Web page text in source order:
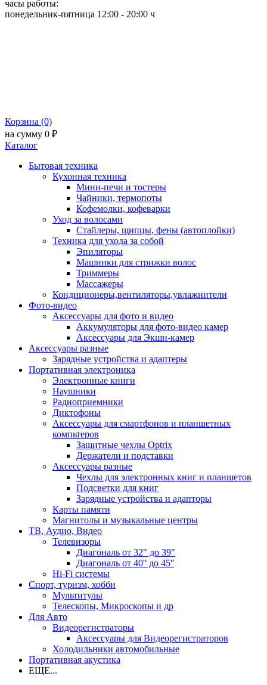
часы работы:
понедельник-пятница 12:00 - 20:00 ч
Корзина (0)
на сумму 0 ₽
Каталог
Бытовая техника
Кухонная техника
Мини-печи и тостеры
Чайники, термопоты
Кофемолки, кофеварки
Уход за волосами
Стайлеры, щипцы, фены (автоплойки)
Техника для ухода за собой
Эпиляторы
Машинки для стрижки волос
Триммеры
Массажеры
Кондиционеры,вентиляторы,увлажнители
Фото-видео
Аксессуары для фото и видео
Аккумуляторы для фото-видео камер
Аксессуары для Экшн-камер
Аксессуары разные
Зарядные устройства и адаптеры
Портативная электроника
Электронные книги
Наушники
Радиоприемники
Диктофоны
Аксессуары для смартфонов и планшетных
компьтеров
Защитные чехлы Optrix
Держатели и подставки
Аксессуары разные
Чехлы для электронных книг и планшетов
Подсветки для книг
Зарядные устройства и адапторы
Карты памяти
Магнитолы и музыкальные центры
ТВ, Аудио, Видео
Телевизоры
Диагональ от 32" до 39"
Диагональ от 40'' до 45''
Hi-Fi системы
Спорт, туризм, хобби
Мультитулы
Телескопы, Микроскопы и др
Для Авто
Видеорегистраторы
Аксессуары для Видеорегистраторов
Холодильники автомобильные
Портативная акустика
ЕЩЕ...